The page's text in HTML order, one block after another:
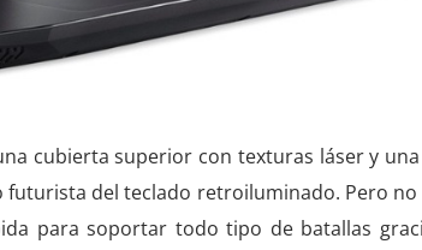
cubierta superior con texturas láser y
del teclado retroiluminado. Pero
para soportar todo tipo de batallas